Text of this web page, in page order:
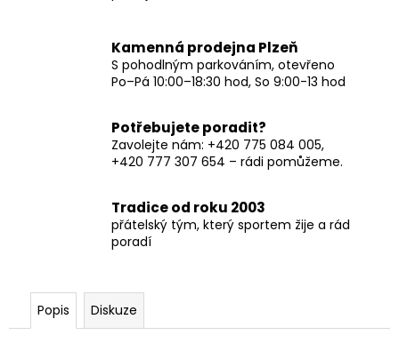
Kamenná prodejna Plzeň
S pohodlným parkováním, otevřeno
Po–Pá 10:00–18:30 hod, So 9:00-13 hod
Potřebujete poradit?
Zavolejte nám: +420 775 084 005,
+420 777 307 654 – rádi pomůžeme.
Tradice od roku 2003
přátelský tým, který sportem žije a rád
poradí
Popis Diskuze